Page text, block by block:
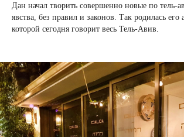
Дан начал творить совершенно новые по тель-
явства, без правил и законов. Так родилась его
которой сегодня говорит весь Тель-Авив.